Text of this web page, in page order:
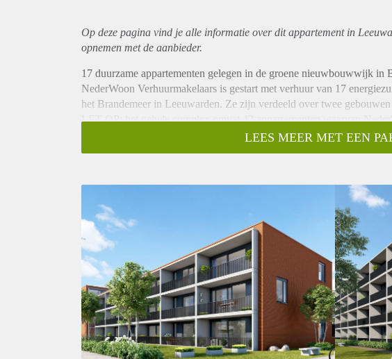
Op deze pagina vind je alle informatie over ditappartementin
opnemen met de aanbieder.
17 duurzame appartementen gelegen in de groene nieuwbouwwijk
NederWoon Verhuurmakelaars is gestart met verhuur van 17
het Brandemeer in Leeuwarden. Ze zijn verdeeld over twee
LET OP: het gehele complex omvat 42 appartementen waarvan
De appartementen tellen circa 74 m2, hebben twee slaapkamers en
Indeling: Bij binnenkomst heb je vanuit de hal toegang tot alle
slaapkamers. In het midden van de hal bevindt zich aan de ene kant
aansluiting en aan de andere kant de badkamer met een wastafel met
een toilet. Wanneer je de hal doorloopt kom je terecht in een grote
is van alle gemakken voorzien d.m.v. Inventum apparatuur: inductie
vaatwasser en koelkast.
Vanuit de ruime woonkamer heb je ook toegang tot het ruime balkon/
Tot slot heeft elk appartement een eigen berging op de begane grond.
Duurzaam, gasloos én betaalbaar
De appartementen staan niet alleen in een groene omgeving, maar
(!) en worden voorzien van een eigen warmtepomp die zorgt voor
LEES MEER MET EEN